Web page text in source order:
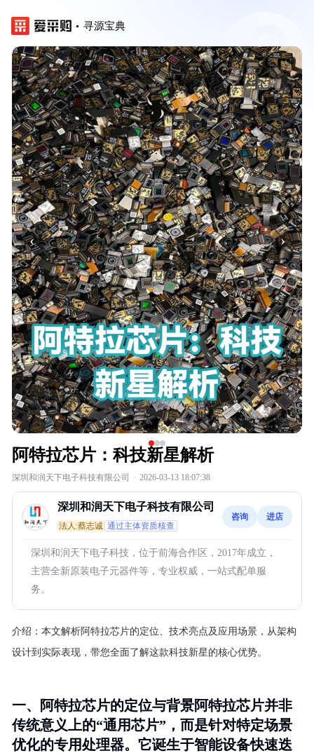
寻源宝典
‹ ›
阿特拉芯片：科技新星解析
深圳和润天下电子科技有限公司 · 2026-03-13 18:07:38
深圳和润天下电子科技有限公司
法人:蔡志诚 通过主体资质核查
咨询 进店
深圳和润天下电子科技，位于前海合作区，2017年成立，
主营全新原装电子元器件等，专业权威，一站式配单服
务。
介绍： 本文解析阿特拉芯片的定位、技术亮点及应用场景，从架构
设计到实际表现，带您全面了解这款科技新星的核心优势。
一、阿特拉芯片的定位与背景阿特拉芯片并非
传统意义上的“通用芯片”，而是针对特定场景
优化的专用处理器。它诞生于智能设备快速迭